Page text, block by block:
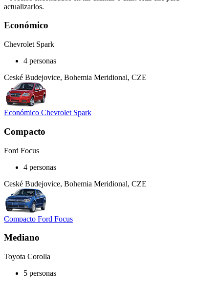
actualizarlos.
Económico
Chevrolet Spark
4 personas
Ceské Budejovice, Bohemia Meridional, CZE
Económico Chevrolet Spark
Compacto
Ford Focus
4 personas
Ceské Budejovice, Bohemia Meridional, CZE
Compacto Ford Focus
Mediano
Toyota Corolla
5 personas